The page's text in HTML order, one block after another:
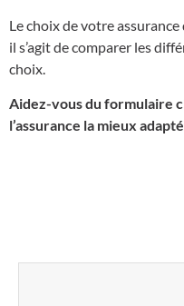
Le choix de votre
il s’agit de comparer les
choix.
Aidez-vous du formulaire
l’assurance la mieux